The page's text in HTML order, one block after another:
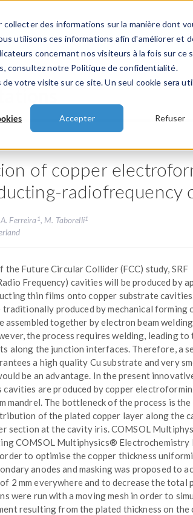
des informations sur la manière dont
utilisons ces informations afin d'améliorer et
concernant nos visiteurs à la fois sur ce
consultez notre Politique de confidentialité.
votre visite sur ce site. Un seul cookie sera
Accepter Refuser
VIDEOS
of copper
radiofrequency
Ferreira 1, M. Taborelli1
the Future Circular Collider (FCC) study, SRF
Frequency) cavities will be produced by
thin films onto copper substrate
traditionally produced by mechanical forming
assembled together by electron beam
the process requires welding, leading to
along the junction interfaces. Therefore, a
a high quality Cu substrate and very
be an advantage. In the present
cavities are produced by copper
mandrel. The bottleneck of the process is the
of the plated copper layer along the
section at the cavity iris. COMSOL
COMSOL Multiphysics® Electrochemistry
to optimise the copper thickness
anodes and masking was proposed to
2 mm everywhere and to decrease the total
were run with a moving mesh in order to
resulting from the plated thickness on the